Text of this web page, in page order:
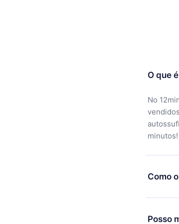
O que
No
minutos!
Como
Você
motivo
Posso